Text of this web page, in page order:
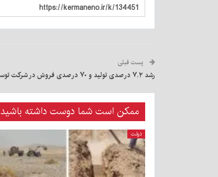
پست قبلی
رشد ۷.۲ درصدی تولید و ۷۰ درصدی فروش در شرکت توسعه آهن و فولاد گل‌گهر
ممکن است شما دوست داشته باشید
دولت